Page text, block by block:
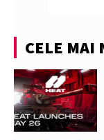
CELE MAI